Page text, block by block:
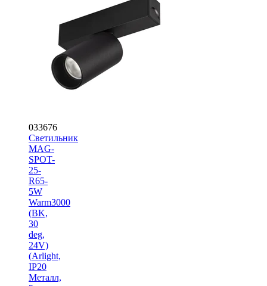
033676
Светильник
MAG-
SPOT-
25-
R65-
5W
Warm3000
(BK,
30
deg,
24V)
(Arlight,
IP20
Металл,